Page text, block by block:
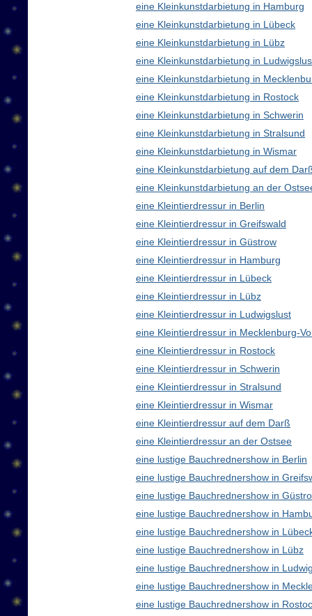
eine Kleinkunstdarbietung in Hamburg
eine Kleinkunstdarbietung in Lübeck
eine Kleinkunstdarbietung in Lübz
eine Kleinkunstdarbietung in
eine Kleinkunstdarbietung in
eine Kleinkunstdarbietung in Rostock
eine Kleinkunstdarbietung in Schwerin
eine Kleinkunstdarbietung in Stralsund
eine Kleinkunstdarbietung in Wismar
eine Kleinkunstdarbietung auf dem
eine Kleinkunstdarbietung an der
eine Kleintierdressur in Berlin
eine Kleintierdressur in Greifswald
eine Kleintierdressur in Güstrow
eine Kleintierdressur in Hamburg
eine Kleintierdressur in Lübeck
eine Kleintierdressur in Lübz
eine Kleintierdressur in Ludwigslust
eine Kleintierdressur in Mecklenburg-
eine Kleintierdressur in Rostock
eine Kleintierdressur in Schwerin
eine Kleintierdressur in Stralsund
eine Kleintierdressur in Wismar
eine Kleintierdressur auf dem Darß
eine Kleintierdressur an der Ostsee
eine lustige Bauchrednershow in Berlin
eine lustige Bauchrednershow in
eine lustige Bauchrednershow in
eine lustige Bauchrednershow in
eine lustige Bauchrednershow in
eine lustige Bauchrednershow in Lübz
eine lustige Bauchrednershow in
eine lustige Bauchrednershow in
eine lustige Bauchrednershow in